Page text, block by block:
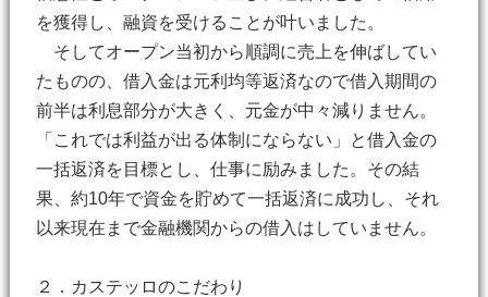
を獲得し、融資を受けることが叶いました。
そしてオープン当初から順調に売上を伸ばしてい
たものの、借入金は元利均等返済なので借入期間の
前半は利息部分が大きく、元金が中々減りません。
「これでは利益が出る体制にならない」と借入金の
一括返済を目標とし、仕事に励みました。その結
果、約10年で資金を貯めて一括返済に成功し、それ
以来現在まで金融機関からの借入はしていません。
２．カステッロのこだわり